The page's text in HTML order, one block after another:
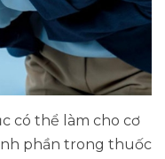
có thể làm cho cơ
phần trong thuốc